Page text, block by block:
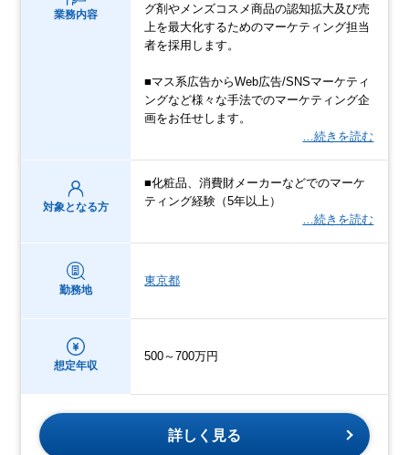
業務内容
グ剤やメンズコスメ商品の認知拡大及び売
上を最大化するためのマーケティング担当
者を採用します。
■マス系広告からWeb広告/SNSマーケティ
ングなど様々な手法でのマーケティング企
画をお任せします。
…続きを読む
対象となる方
■化粧品、消費財メーカーなどでのマーケ
ティング経験（5年以上）
…続きを読む
勤務地
東京都
想定年収
500～700万円
詳しく見る